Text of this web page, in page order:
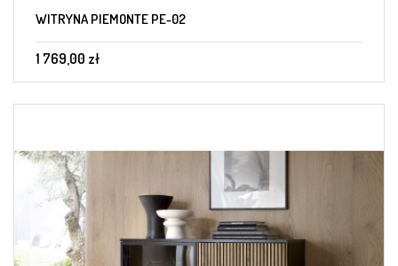
WITRYNA PIEMONTE PE-02
1 769,00 zł